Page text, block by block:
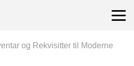
og Rekvisitter til Moderne